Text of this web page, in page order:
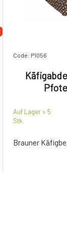
Code: P1056
Auf Lager > 5
Stk.
Brauner